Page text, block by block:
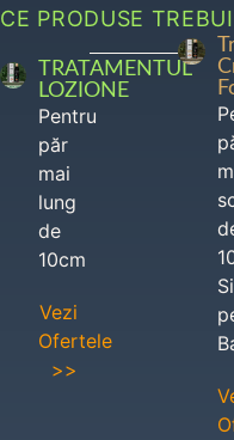
CE PRODUSE
TRATAMENTUL
LOZIONE
Pentru
păr
mai
lung
de
10cm
Vezi
Ofertele
>>
Si